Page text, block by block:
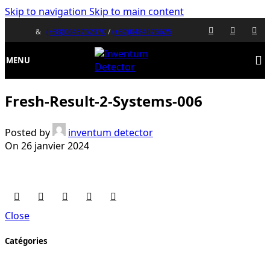
Skip to navigation Skip to main content
& (+33)0643752370/(+32)0484676625
MENU
Fresh-Result-2-Systems-006
Posted by
inventum detector
On 26 janvier 2024
Close
Catégories